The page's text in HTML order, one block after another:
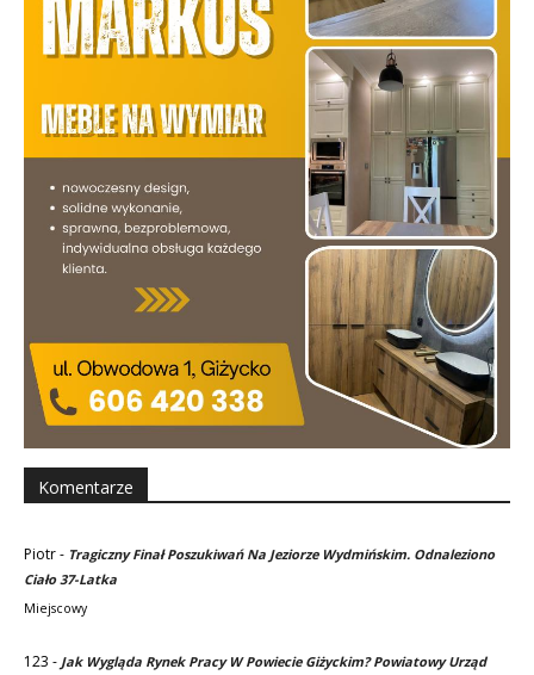
Komentarze
Piotr- Tragiczny Finał Poszukiwań Na Jeziorze Wydmińskim. Odnaleziono
Ciało 37-Latka
Miejscowy
123 - Jak Wygląda Rynek Pracy W Powiecie Giżyckim? Powiatowy Urząd